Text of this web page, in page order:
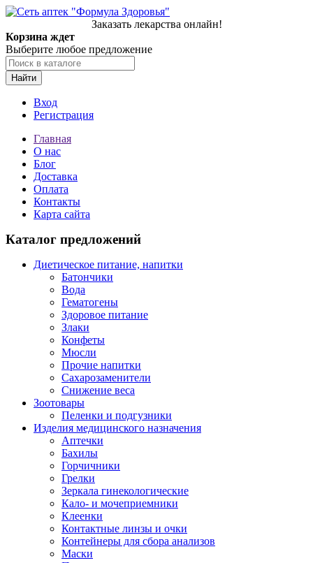
Заказать лекарства онлайн!
Корзина ждет
Выберите любое предложение
Найти
Вход
Регистрация
Главная
О нас
Блог
Доставка
Оплата
Контакты
Карта сайта
Каталог предложений
Диетическое питание, напитки
Батончики
Вода
Гематогены
Здоровое питание
Злаки
Конфеты
Мюсли
Прочие напитки
Сахарозаменители
Снижение веса
Зоотовары
Пеленки и подгузники
Изделия медицинского назначения
Аптечки
Бахилы
Горчичники
Грелки
Зеркала гинекологические
Кало- и мочеприемники
Клеенки
Контактные линзы и очки
Контейнеры для сбора анализов
Маски